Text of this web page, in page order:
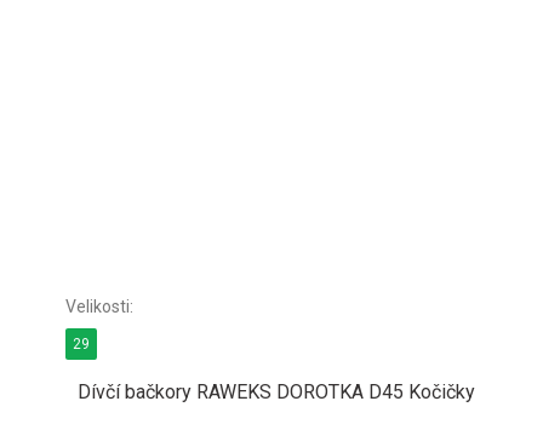
Dívčí bačkory RAWEKS DOROTKA D45 Kočičky
29